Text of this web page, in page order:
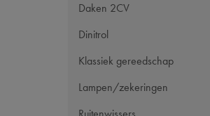
Daken 2CV
Dinitrol
Klassiek gereedschap
Lampen/zekeringen